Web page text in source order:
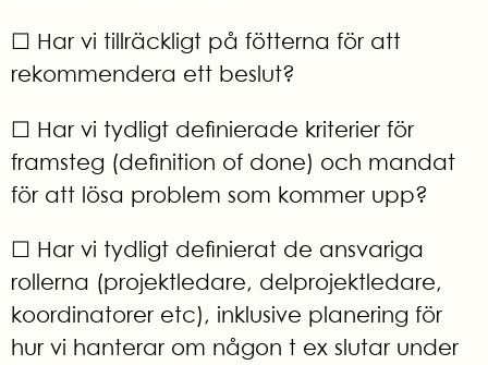
☐ Har vi tillräckligt på fötterna för att
rekommendera ett beslut?
☐ Har vi tydligt definierade kriterier för
framsteg (definition of done) och mandat
för att lösa problem som kommer upp?
☐ Har vi tydligt definierat de ansvariga
rollerna (projektledare, delprojektledare,
koordinatorer etc), inklusive planering för
hur vi hanterar om någon t ex slutar under